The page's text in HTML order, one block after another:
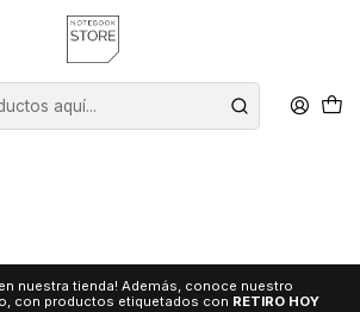
nuestra tienda! Además, conoce nuestro
con productos etiquetados con RETIRO HOY